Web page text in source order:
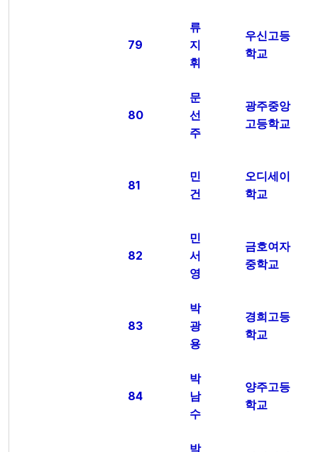
79
류
지
휘
우신고등
학교
80
문
선
주
광주중앙
고등학교
81
민
건
오디세이
학교
82
민
서
영
금호여자
중학교
83
박
광
용
경희고등
학교
84
박
남
수
양주고등
학교
박